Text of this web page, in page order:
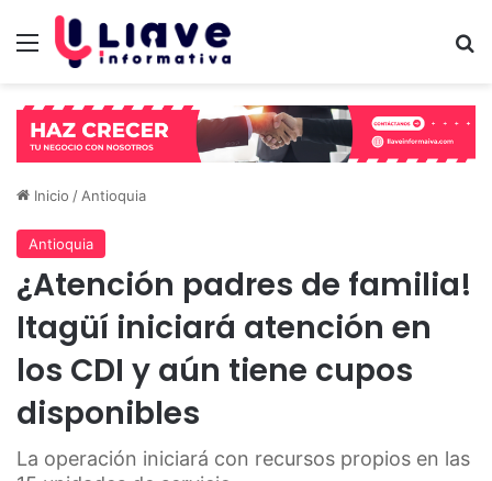
Menú
Inicio / Antioquia
Antioquia
¿Atención padres de familia!
Itagüí iniciará atención en
los CDI y aún tiene cupos
disponibles
La operación iniciará con recursos propios en las